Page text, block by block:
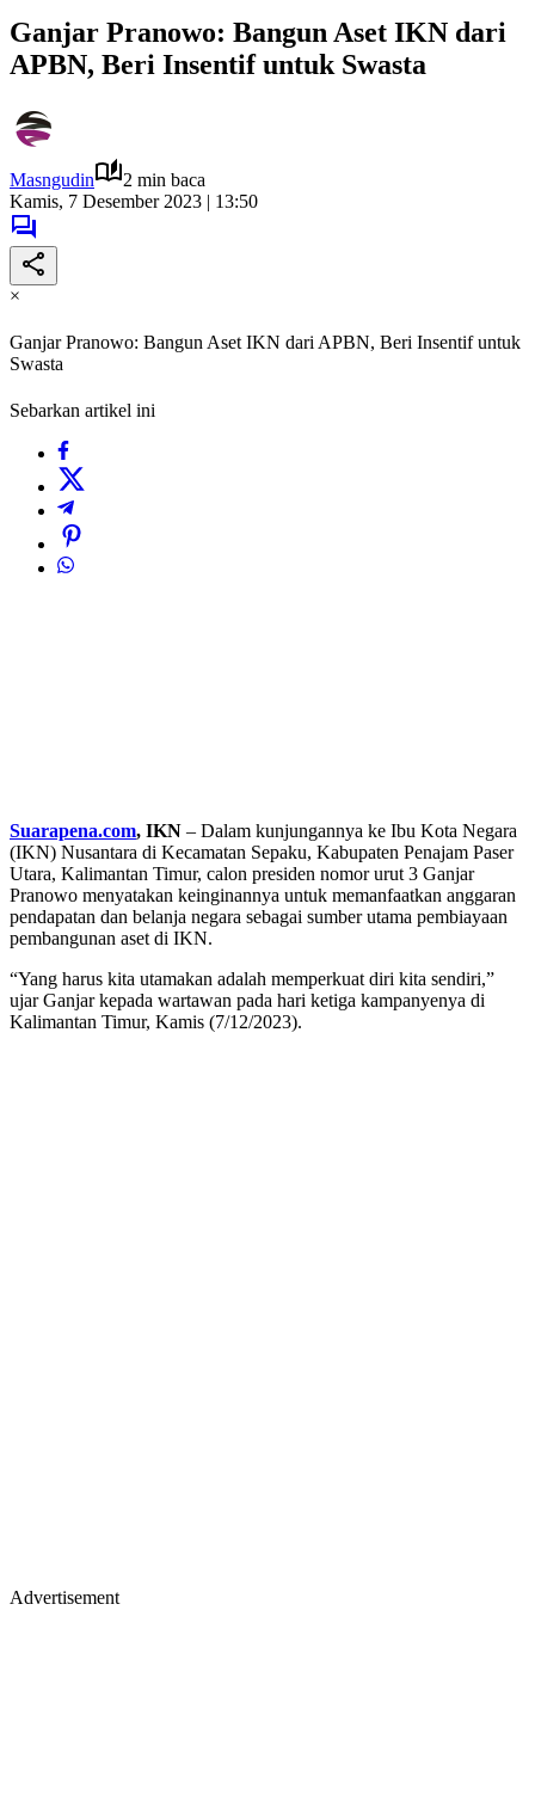
Ganjar Pranowo: Bangun Aset IKN dari
APBN, Beri Insentif untuk Swasta
Masngudin
2 min baca
Kamis, 7 Desember 2023 | 13:50
×
Ganjar Pranowo: Bangun Aset IKN dari APBN, Beri Insentif untuk
Swasta
Sebarkan artikel ini
Suarapena.com, IKN – Dalam kunjungannya ke Ibu Kota Negara
(IKN) Nusantara di Kecamatan Sepaku, Kabupaten Penajam Paser
Utara, Kalimantan Timur, calon presiden nomor urut 3 Ganjar
Pranowo menyatakan keinginannya untuk memanfaatkan anggaran
pendapatan dan belanja negara sebagai sumber utama pembiayaan
pembangunan aset di IKN.
“Yang harus kita utamakan adalah memperkuat diri kita sendiri,”
ujar Ganjar kepada wartawan pada hari ketiga kampanyenya di
Kalimantan Timur, Kamis (7/12/2023).
Advertisement